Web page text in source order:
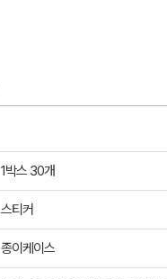
1박스 30개
스티커
종이케이스